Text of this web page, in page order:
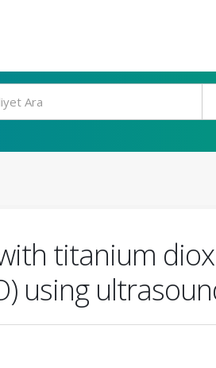
titanium
using